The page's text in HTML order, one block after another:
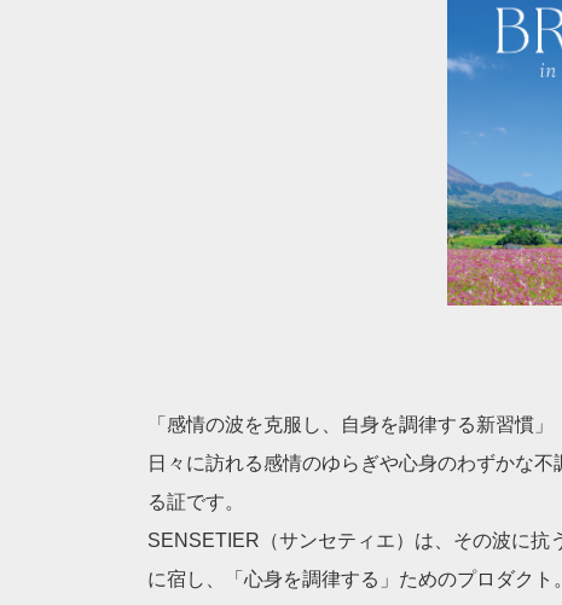
「感情の波を克服し、自身を調律する新習慣」
日々に訪れる感情のゆらぎや心身のわずかな
る証です。
SENSETIER（サンセティエ）は、その波に抗
に宿し、「心身を調律する」ためのプロダクト。